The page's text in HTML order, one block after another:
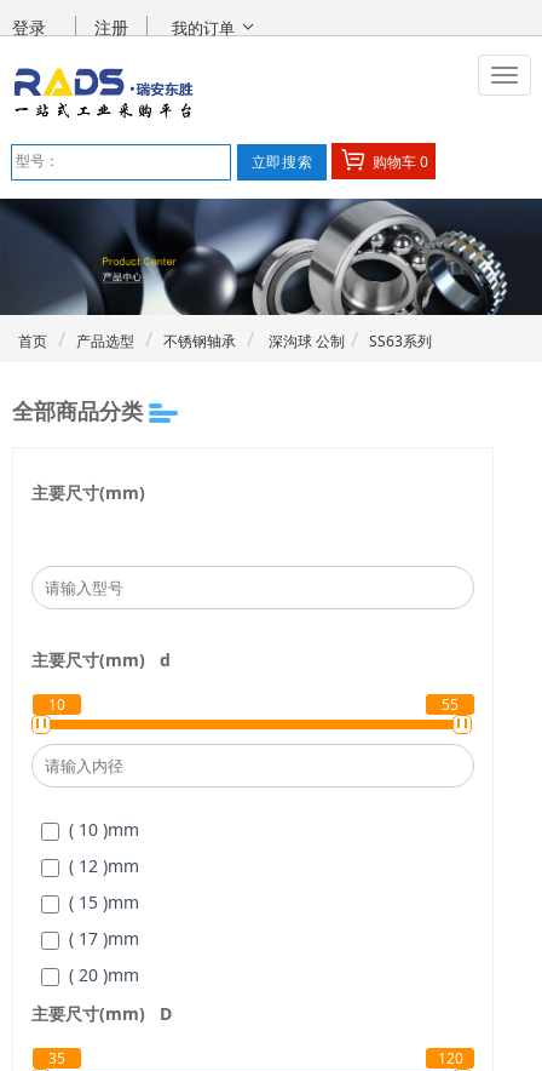
登录 注册 我的订单
购物车0
首页 产品选型 不锈钢轴承 深沟球 公制 SS63系列
全部商品分类
主要尺寸(mm)
主要尺寸(mm) d
10 55
( 10 )mm
( 12 )mm
( 15 )mm
( 17 )mm
( 20 )mm
( 25 )mm
( 30 )
主要尺寸(mm) D
35 120